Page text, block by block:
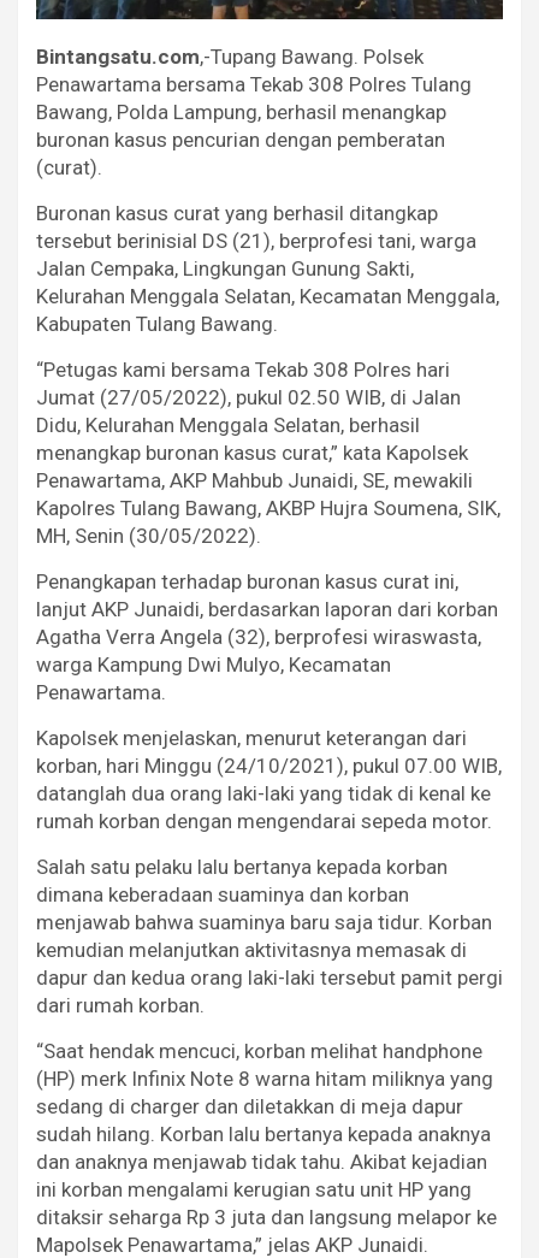
Bintangsatu.com,-Tupang Bawang. Polsek
Penawartama bersama Tekab 308 Polres Tulang
Bawang, Polda Lampung, berhasil menangkap
buronan kasus pencurian dengan pemberatan
(curat).
Buronan kasus curat yang berhasil ditangkap
tersebut berinisial DS (21), berprofesi tani, warga
Jalan Cempaka, Lingkungan Gunung Sakti,
Kelurahan Menggala Selatan, Kecamatan Menggala,
Kabupaten Tulang Bawang.
“Petugas kami bersama Tekab 308 Polres hari
Jumat (27/05/2022), pukul 02.50 WIB, di Jalan
Didu, Kelurahan Menggala Selatan, berhasil
menangkap buronan kasus curat,” kata Kapolsek
Penawartama, AKP Mahbub Junaidi, SE, mewakili
Kapolres Tulang Bawang, AKBP Hujra Soumena, SIK,
MH, Senin (30/05/2022).
Penangkapan terhadap buronan kasus curat ini,
lanjut AKP Junaidi, berdasarkan laporan dari korban
Agatha Verra Angela (32), berprofesi wiraswasta,
warga Kampung Dwi Mulyo, Kecamatan
Penawartama.
Kapolsek menjelaskan, menurut keterangan dari
korban, hari Minggu (24/10/2021), pukul 07.00 WIB,
datanglah dua orang laki-laki yang tidak di kenal ke
rumah korban dengan mengendarai sepeda motor.
Salah satu pelaku lalu bertanya kepada korban
dimana keberadaan suaminya dan korban
menjawab bahwa suaminya baru saja tidur. Korban
kemudian melanjutkan aktivitasnya memasak di
dapur dan kedua orang laki-laki tersebut pamit pergi
dari rumah korban.
“Saat hendak mencuci, korban melihat handphone
(HP) merk Infinix Note 8 warna hitam miliknya yang
sedang di charger dan diletakkan di meja dapur
sudah hilang. Korban lalu bertanya kepada anaknya
dan anaknya menjawab tidak tahu. Akibat kejadian
ini korban mengalami kerugian satu unit HP yang
ditaksir seharga Rp 3 juta dan langsung melapor ke
Mapolsek Penawartama,” jelas AKP Junaidi.